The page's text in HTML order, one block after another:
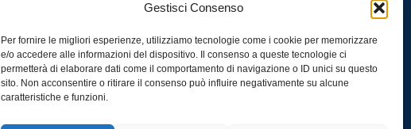
Gestisci Consenso
Per fornire le migliori esperienze, utilizziamo tecnologie come i cookie per memorizzare
e/o accedere alle informazioni del dispositivo. Il consenso a queste tecnologie ci
permetterà di elaborare dati come il comportamento di navigazione o ID unici su questo
sito. Non acconsentire o ritirare il consenso può influire negativamente su alcune
caratteristiche e funzioni.